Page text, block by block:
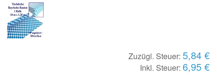
Zuzügl. Steuer: 5,84 €
Inkl. Steuer: 6,95 €